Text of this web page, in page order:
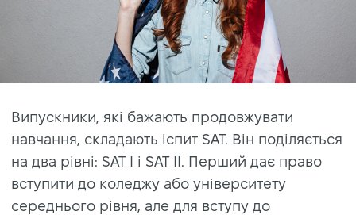
Випускники, які бажають продовжувати
навчання, складають іспит SAT. Він поділяється
на два рівні: SAT I і SAT II. Перший дає право
вступити до коледжу або університету
середнього рівня, але для вступу до